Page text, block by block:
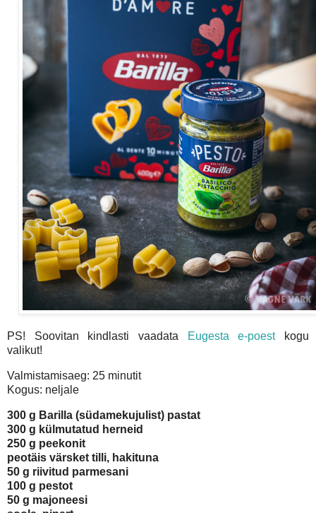
PS! Soovitan kindlasti vaadata Eugesta e-poestkogu
valikut!
Valmistamisaeg: 25 minutit
Kogus: neljale
300 g Barilla (südamekujulist) pastat
300 g külmutatud herneid
250 g peekonit
peotäis värsket tilli, hakituna
50 g riivitud parmesani
100 g pestot
50 g majoneesi